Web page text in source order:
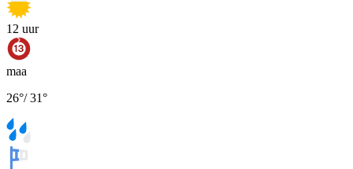
12 uur
maa
26°/31°